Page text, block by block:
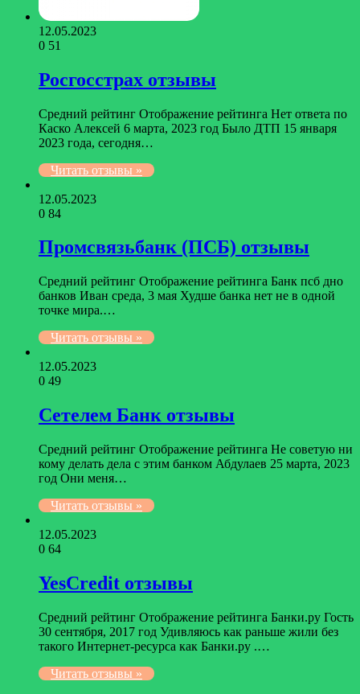
12.05.2023
0 51
Росгосстрах отзывы
Средний рейтинг Отображение рейтинга Нет ответа по
Каско Алексей 6 марта, 2023 год Было ДТП 15 января
2023 года, сегодня…
Читать отзывы »
12.05.2023
0 84
Промсвязьбанк (ПСБ) отзывы
Средний рейтинг Отображение рейтинга Банк псб дно
банков Иван среда, 3 мая Худше банка нет не в одной
точке мира.…
Читать отзывы »
12.05.2023
0 49
Сетелем Банк отзывы
Средний рейтинг Отображение рейтинга Не советую ни
кому делать дела с этим банком Абдулаев 25 марта, 2023
год Они меня…
Читать отзывы »
12.05.2023
0 64
YesCredit отзывы
Средний рейтинг Отображение рейтинга Банки.ру Гость
30 сентября, 2017 год Удивляюсь как раньше жили без
такого Интернет-ресурса как Банки.ру .…
Читать отзывы »